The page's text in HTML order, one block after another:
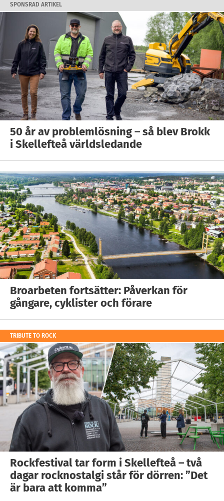
SPONSRAD ARTIKEL
50 år av problemlösning – så blev Brokk
i Skellefteå världsledande
Broarbeten fortsätter: Påverkan för
gångare, cyklister och förare
TRIBUTE TO ROCK
Rockfestival tar form i Skellefteå – två
dagar rocknostalgi står för dörren: ”Det
är bara att komma”